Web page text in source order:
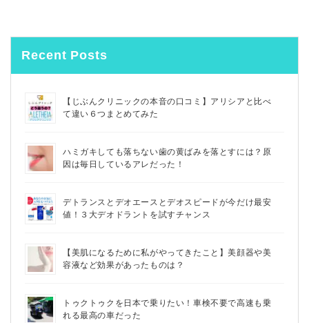
Recent Posts
【じぶんクリニックの本音の口コミ】アリシアと比べ
て違い６つまとめてみた
ハミガキしても落ちない歯の黄ばみを落とすには？原
因は毎日しているアレだった！
デトランスとデオエースとデオスピードが今だけ最安
値！３大デオドラントを試すチャンス
【美肌になるために私がやってきたこと】美顔器や美
容液など効果があったものは？
トゥクトゥクを日本で乗りたい！車検不要で高速も乗
れる最高の車だった